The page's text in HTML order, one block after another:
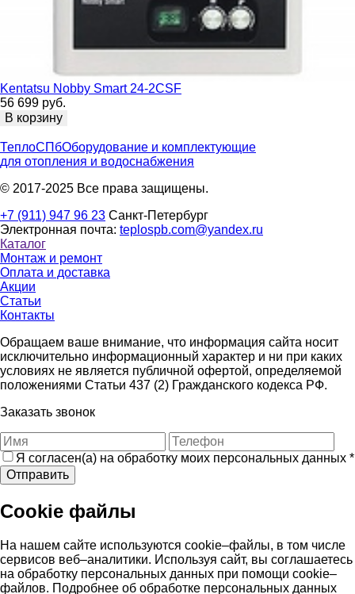
Kentatsu Nobby Smart 24-2CSF
56 699 руб.
В корзину
ТеплоСПбОборудование и комплектующие
для отопления и водоснабжения
© 2017-2025 Все права защищены.
+7 (911) 947 96 23 Санкт-Петербург
Электронная почта: teplospb.com@yandex.ru
Каталог
Монтаж и ремонт
Оплата и доставка
Акции
Статьи
Контакты
Обращаем ваше внимание, что информация сайта носит
исключительно информационный характер и ни при каких
условиях не является публичной офертой, определяемой
положениями Статьи 437 (2) Гражданского кодекса РФ.
Заказать звонок
Я согласен(а) на обработку моих персональных данных *
Отправить
Cookie файлы
На нашем сайте используются cookie–файлы, в том числе
сервисов веб–аналитики. Используя сайт, вы соглашаетесь
на обработку персональных данных при помощи cookie–
файлов. Подробнее об обработке персональных данных